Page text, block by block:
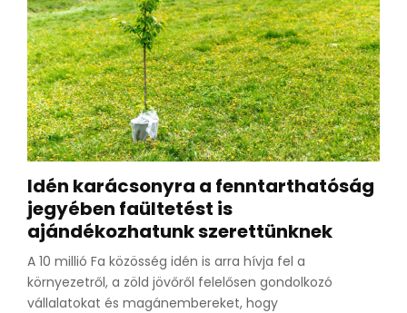
Idén karácsonyra a fenntarthatóság
jegyében faültetést is
ajándékozhatunk szerettünknek
A 10 millió Fa közösség idén is arra hívja fel a
környezetről, a zöld jövőről felelősen gondolkozó
vállalatokat és magánembereket, hogy